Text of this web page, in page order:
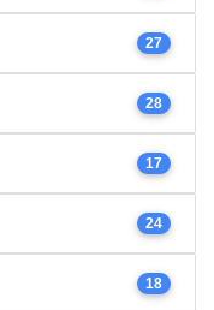
27
28
17
24
18